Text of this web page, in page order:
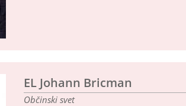
EL Johann Bricman
Občinski svet